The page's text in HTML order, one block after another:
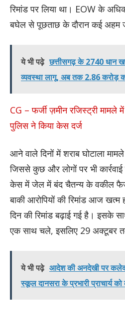
रिमांड पर लिया था। EOW के
बघेल से पूछताछ के दौरान कई अहम
ये भी पढ़े छत्तीसगढ़ के 2740 धान
व्यवस्था लागू, अब तक 2.86 करोड़
CG – फर्जी ज़मीन रजिस्ट्री मामले
पुलिस ने किया केस दर्ज
आने वाले दिनों में शराब घोटाला
जिससे कुछ और लोगों पर भी
केस में जेल में बंद चैतन्य के वकील
बाकी आरोपियों की रिमांड आज खत्म
दिन की रिमांड बढ़ाई गई है। इसके
एक साथ चले, इसलिए 29 अक्टूबर
ये भी पढ़े आदेश की अनदेखी पर
स्कूल दानसरा के प्रभारी प्राचार्य